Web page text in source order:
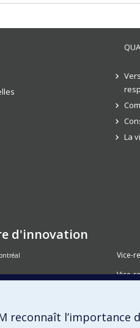
La
d'innovation
Vice-
Vice-
reconnaît l’importance